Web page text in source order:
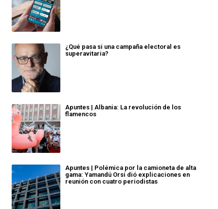
¿Qué pasa si una campaña electoral es
superavitaria?
Apuntes | Albania: La revolución de los
flamencos
Apuntes | Polémica por la camioneta de alta
gama: Yamandú Orsi dió explicaciones en
reunión con cuatro periodistas